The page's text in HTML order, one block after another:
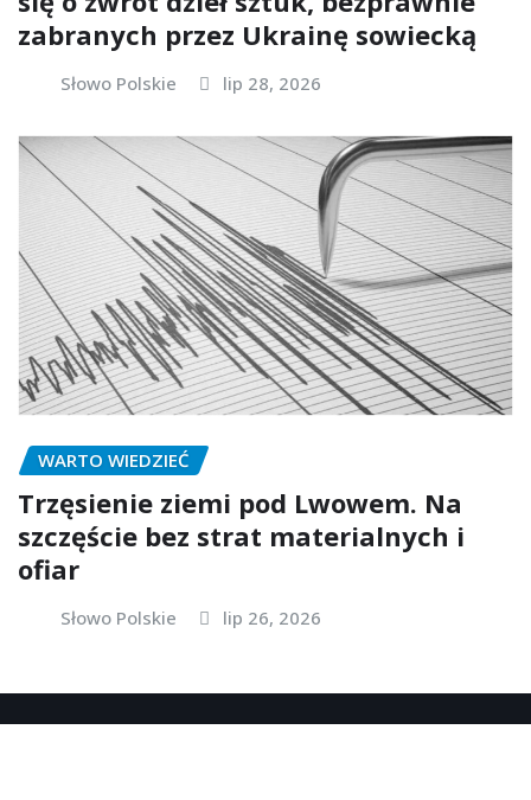
zabranych przez Ukrainę sowiecką
Słowo Polskie lip 28, 2026
WARTO WIEDZIEĆ
Trzęsienie ziemi pod Lwowem. Na
szczęście bez strat materialnych i
ofiar
Słowo Polskie lip 26, 2026